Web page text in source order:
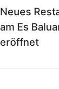
Neues
am Es
eröffnet